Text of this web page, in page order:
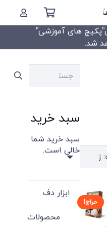
های آموزشی”
حراج!
جستجو
سبد خرید
سبد خرید شما
خالی است.
ابزار دف
محصولات